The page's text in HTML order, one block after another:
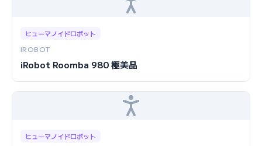
ヒューマノイドロボット
IROBOT
iRobot Roomba 980 極美品
ヒューマノイドロボット